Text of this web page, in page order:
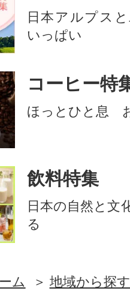
日本アルプス
いっぱい
コーヒー特
ほっとひと息
飲料特集
日本の自然と文
る
ム
地域から探す